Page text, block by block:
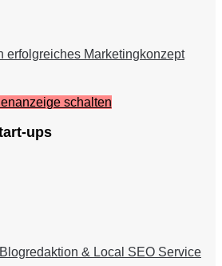
erfolgreiches Marketingkonzept
schalten
ups
& Local SEO Service